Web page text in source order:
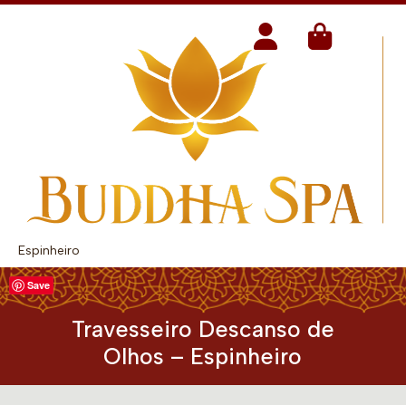
Espinheiro
Travesseiro Descanso de
Olhos – Espinheiro
Save